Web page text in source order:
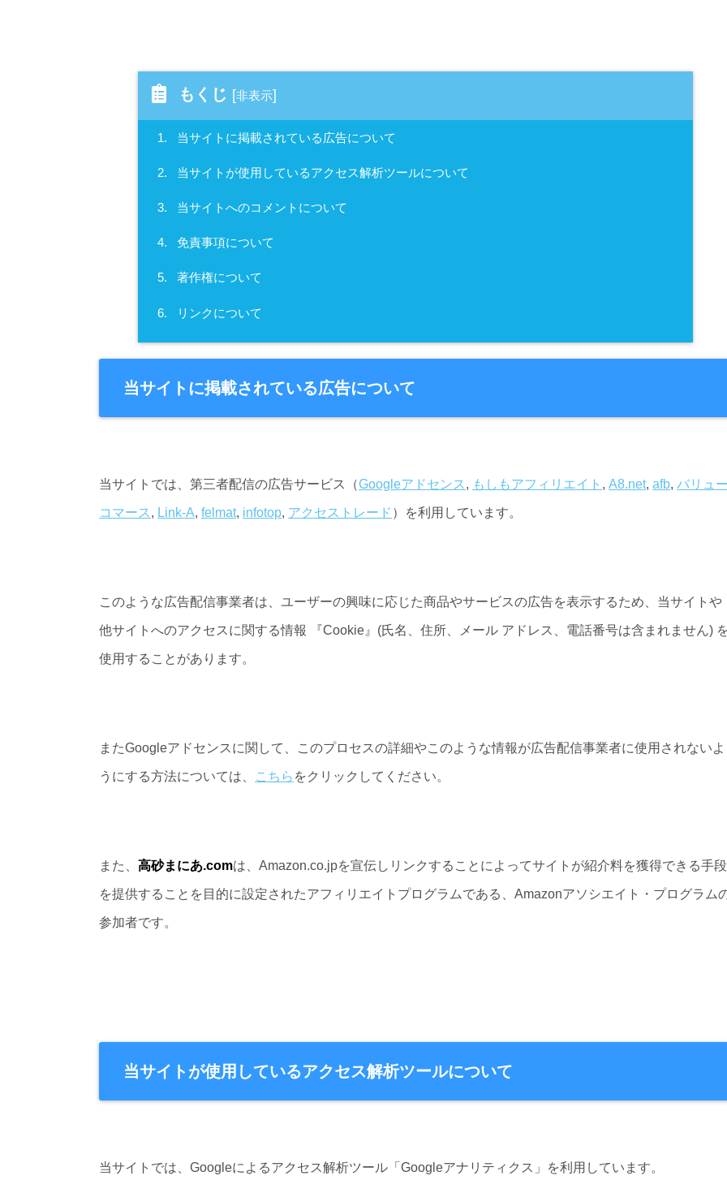
もくじ [非表示]
1. 当サイトに掲載されている広告について
2. 当サイトが使用しているアクセス解析ツールについて
3. 当サイトへのコメントについて
4. 免責事項について
5. 著作権について
6. リンクについて
当サイトに掲載されている広告について
当サイトでは、第三者配信の広告サービス（Googleアドセンス , もしもアフィリエイト , A8.net, afb, バリュ
コマース , Link-A, felmat, infotop, アクセストレード ）を利用しています。
このような広告配信事業者は、ユーザーの興味に応じた商品やサービスの広告を表示するため、当サイトや
他サイトへのアクセスに関する情報 『Cookie』(氏名、住所、メール アドレス、電話番号は含まれません)
使用することがあります。
またGoogleアドセンスに関して、このプロセスの詳細やこのような情報が広告配信事業者に使用されないよ
うにする方法については、 こちら をクリックしてください。
また、 高砂まにあ.comは、Amazon.co.jpを宣伝しリンクすることによってサイトが紹介料を獲得できる手段
を提供することを目的に設定されたアフィリエイトプログラムである、Amazonアソシエイト・プログラム
参加者です。
当サイトが使用しているアクセス解析ツールについて
当サイトでは、Googleによるアクセス解析ツール「Googleアナリティクス」を利用しています。